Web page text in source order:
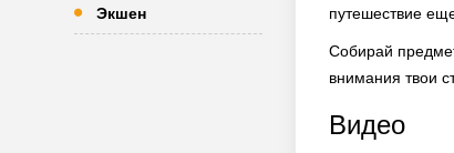
Экшен
путешествие
Собирай
внимания твои
Видео